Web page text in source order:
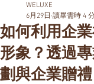
如何利用企
形象？透過
劃與企業贈
WELUXE
6月29日 讀畢需時 4